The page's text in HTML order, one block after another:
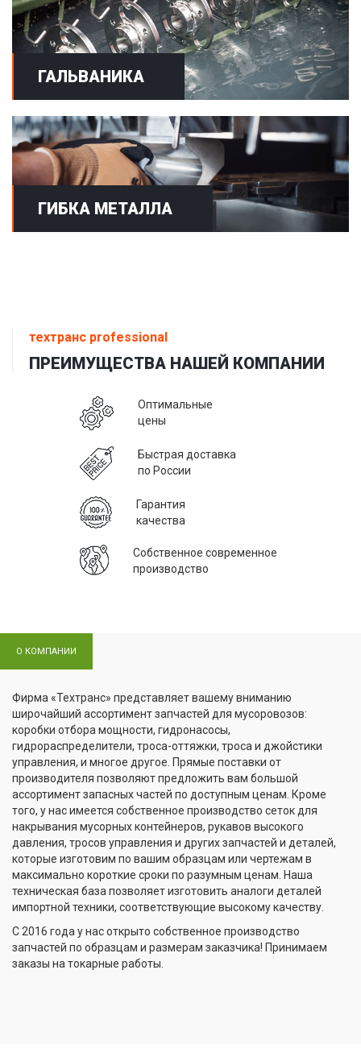
ГАЛЬВАНИКА
ГИБКА МЕТАЛЛА
техтранс professional
ПРЕИМУЩЕСТВА НАШЕЙ КОМПАНИИ
Оптимальные
цены
Быстрая доставка
по России
Гарантия
качества
Собственное современное
производство
О КОМПАНИИ
Фирма «Техтранс» представляет вашему вниманию
широчайший ассортимент запчастей для мусоровозов:
коробки отбора мощности, гидронасосы,
гидрораспределители, троса-оттяжки, троса и джойстики
управления, и многое другое. Прямые поставки от
производителя позволяют предложить вам большой
ассортимент запасных частей по доступным ценам. Кроме
того, у нас имеется собственное производство сеток для
накрывания мусорных контейнеров, рукавов высокого
давления, тросов управления и других запчастей и деталей,
которые изготовим по вашим образцам или чертежам в
максимально короткие сроки по разумным ценам. Наша
техническая база позволяет изготовить аналоги деталей
импортной техники, соответствующие высокому качеству.
С 2016 года у нас открыто собственное производство
запчастей по образцам и размерам заказчика! Принимаем
заказы на токарные работы.